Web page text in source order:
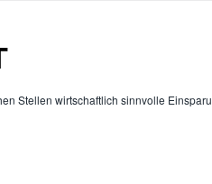
Stellen wirtschaftlich sinnvolle